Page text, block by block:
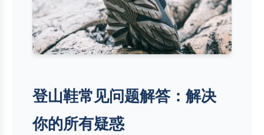
登山鞋常见问题解答：解决
你的所有疑惑